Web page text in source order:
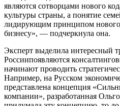
являются сотворцами нового
культуры страны, а понятие
лидирующим принципом нового
бизнесу», — подчеркнула она.
Эксперт выделила интересный
Россиипоявляются
начинают проводить
Например, на Русском
представлена концепция
компании», разработанная